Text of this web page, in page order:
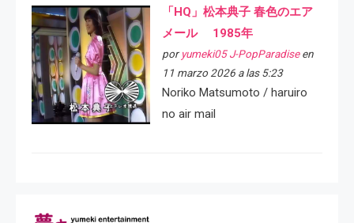
「HQ」松本典子 春色のエア
メール 1985年
por yumeki05 J-PopParadiseen
11 marzo 2026 a las 5:23
Noriko Matsumoto / haruiro
no air mail